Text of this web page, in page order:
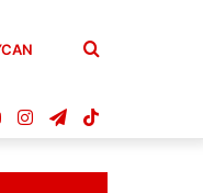
Axtar
Telegram
Instagram
YouTube